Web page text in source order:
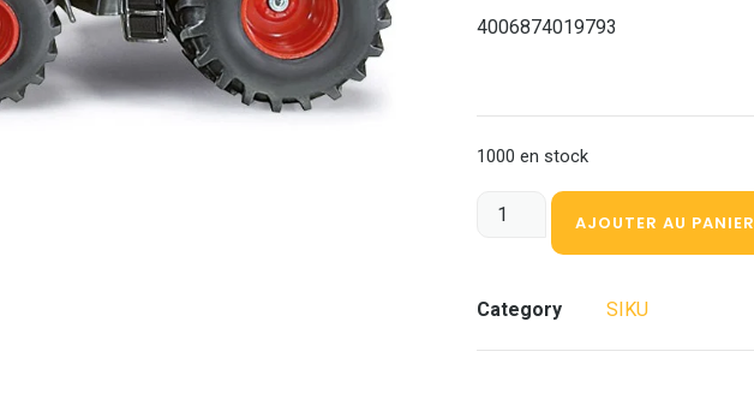
4006874019793
1000 en stock
AJOUTER AU PANIER
Category SIKU